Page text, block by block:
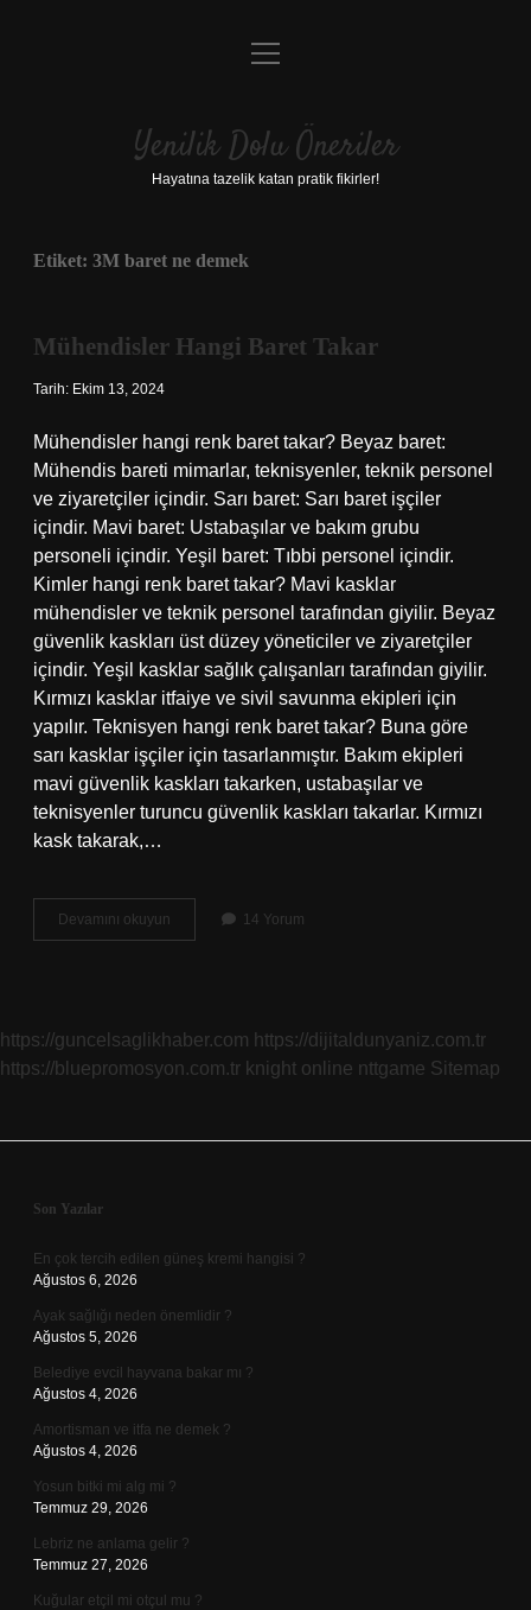
Anasayfa
Yasal Uyarı
menüyü
Yenilik Dolu Öneriler
Hayatına tazelik katan pratik fikirler!
Etiket: 3M baret ne demek
Mühendisler Hangi Baret Takar
Tarih: Ekim 13, 2024
Mühendisler hangi renk baret takar? Beyaz baret:
Mühendis bareti mimarlar, teknisyenler, teknik personel
ve ziyaretçiler içindir. Sarı baret: Sarı baret işçiler
içindir. Mavi baret: Ustabaşılar ve bakım grubu
personeli içindir. Yeşil baret: Tıbbi personel içindir.
Kimler hangi renk baret takar? Mavi kasklar
mühendisler ve teknik personel tarafından giyilir. Beyaz
güvenlik kaskları üst düzey yöneticiler ve ziyaretçiler
içindir. Yeşil kasklar sağlık çalışanları tarafından giyilir.
Kırmızı kasklar itfaiye ve sivil savunma ekipleri için
yapılır. Teknisyen hangi renk baret takar? Buna göre
sarı kasklar işçiler için tasarlanmıştır. Bakım ekipleri
mavi güvenlik kaskları takarken, ustabaşılar ve
teknisyenler turuncu güvenlik kaskları takarlar. Kırmızı
kask takarak,…
Devamını okuyun Mühendisler
Hangi
14 Yorum
https://guncelsaglikhaber.com https://dijitaldunyaniz.com.tr
https://bluepromosyon.com.tr knight online nttgame Sitemap
Sidebar
Son Yazılar
En çok tercih edilen güneş kremi hangisi ?
Ağustos 6, 2026
Ayak sağlığı neden önemlidir ?
Ağustos 5, 2026
Belediye evcil hayvana bakar mı ?
Ağustos 4, 2026
Amortisman ve itfa ne demek ?
Ağustos 4, 2026
Yosun bitki mi alg mi ?
Temmuz 29, 2026
Lebriz ne anlama gelir ?
Temmuz 27, 2026
Kuğular etçil mi otçul mu ?